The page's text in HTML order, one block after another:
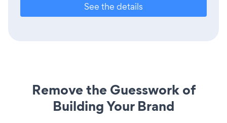
See the details
Remove the Guesswork of
Building Your Brand